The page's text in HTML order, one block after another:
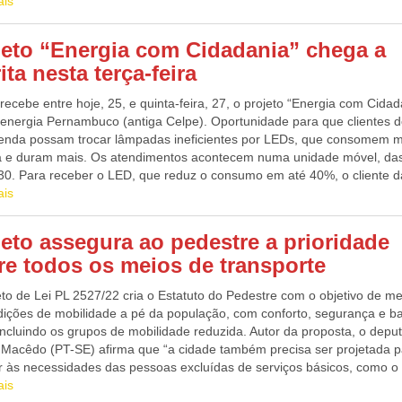
responde uma prova objetiva com 50 questões, sendo 25 de
militar-naval, de caráter eliminatório e classificatório. Para as
o conteúdo será dividido em 25 questões de português e 25 de
específicos. As fases seguintes do certame incluem verificação
e verificação documental, inspeção de saúde, teste de
ingresso, prova de títulos, designação à incorporação e incorporação.
que sejam oficiais temporários, os militares poderão progredir na
que seja em até oito anos, período máximo do SMV. O posto
será o de guarda-marinha, permanecendo durante os seis
Após isso, o militar passará a segundo-tenente e permanecerá por
indo a primeiro-tenente ao completar um ano de incorporação. Caso
a identificação das vítimas. Fonte: EBC
“Energia com Cidadania” chega a
nesta terça-feira
entre hoje, 25, e quinta-feira, 27, o projeto “Energia com
Pernambuco (antiga Celpe). Oportunidade para que clientes
possam trocar lâmpadas ineficientes por LEDs, que consomem
e duram mais. Os atendimentos acontecem numa unidade móvel,
Para receber o LED, que reduz o consumo em até 40%, o cliente
deve entregar uma lâmpada fluorescente compacta,
populares ou cadastrados na Tarifa Social de Energia Elétrica.
são: apresentar a fatura do mês anterior quitada e não ter trocado
Patriota
assegura ao pedestre a prioridade
todos os meios de transporte
de Lei PL 2527/22 cria o Estatuto do Pedestre com o objetivo de
de mobilidade a pé da população, com conforto, segurança e
os grupos de mobilidade reduzida. Autor da proposta, o
(PT-SE) afirma que “a cidade também precisa ser projetada
às necessidades das pessoas excluídas de serviços básicos, como o
coletivo ou da propriedade de veículos, evitando-se, assim, a